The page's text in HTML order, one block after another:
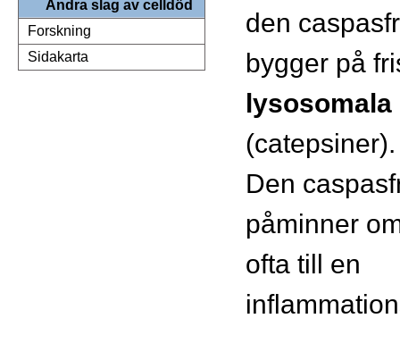
Andra slag av celldöd
Forskning
Sidakarta
den
bygger på
lysosomala
(catepsiner).
Den
påminner
ofta till en